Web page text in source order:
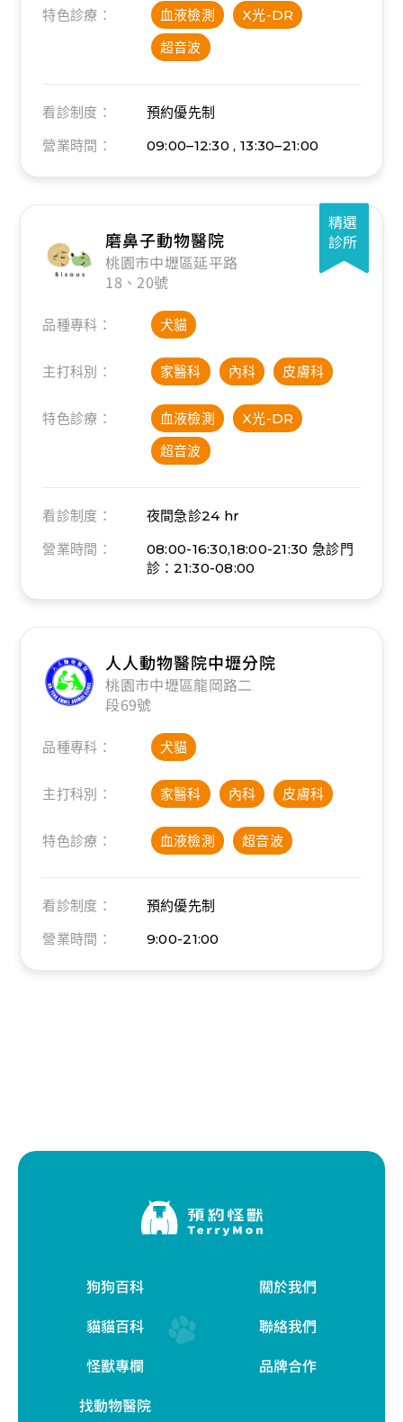
特色診療： 血液檢測
X光-DR
超音波
看診制度：
預約優先制
營業時間：
09:00–12:30 , 13:30–21:00
精選
診所
磨鼻子動物醫院
桃園市中壢區延平路
18、20號
品種專科： 犬貓
主打科別： 家醫科 內科 皮膚科
特色診療： 血液檢測
X光-DR
超音波
看診制度： 夜間急診24 hr
營業時間：
08:00-16:30,18:00-21:30 急診門
診：21:30-08:00
人人動物醫院中壢分院
桃園市中壢區龍岡路二
段69號
品種專科： 犬貓
主打科別： 家醫科 內科 皮膚科
特色診療： 血液檢測 超音波
看診制度：
預約優先制
營業時間：
9:00-21:00
狗狗百科
貓貓百科
怪獸專欄
找動物醫院
關於我們
聯絡我們
品牌合作